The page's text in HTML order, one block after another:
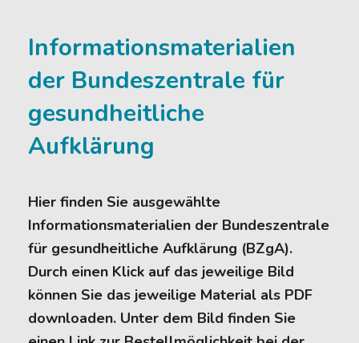
Informationsmaterialien
der Bundeszentrale für
gesundheitliche
Aufklärung
Hier finden Sie ausgewählte
Informationsmaterialien der Bundeszentrale
für gesundheitliche Aufklärung (BZgA).
Durch einen Klick auf das jeweilige Bild
können Sie das jeweilige Material als PDF
downloaden. Unter dem Bild finden Sie